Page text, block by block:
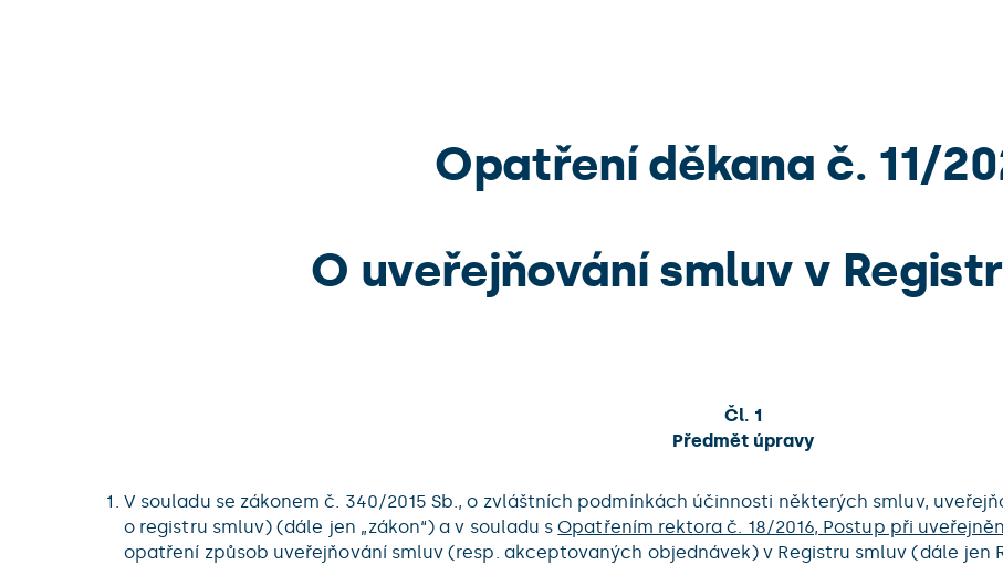
Opatření děkana č. 11/
O uveřejňování smluv v
Čl. 1
Předmět úpravy
V souladu se zákonem č. 340/2015 Sb., o zvláštních podmínkách účinnosti některých smluv,
o registru smluv) (dále jen „zákon“) a v souladu sOpatřením rektora č. 18/2016, Postup při
opatření způsob uveřejňování smluv (resp. akceptovaných objednávek) v Registru smluv (dále jen